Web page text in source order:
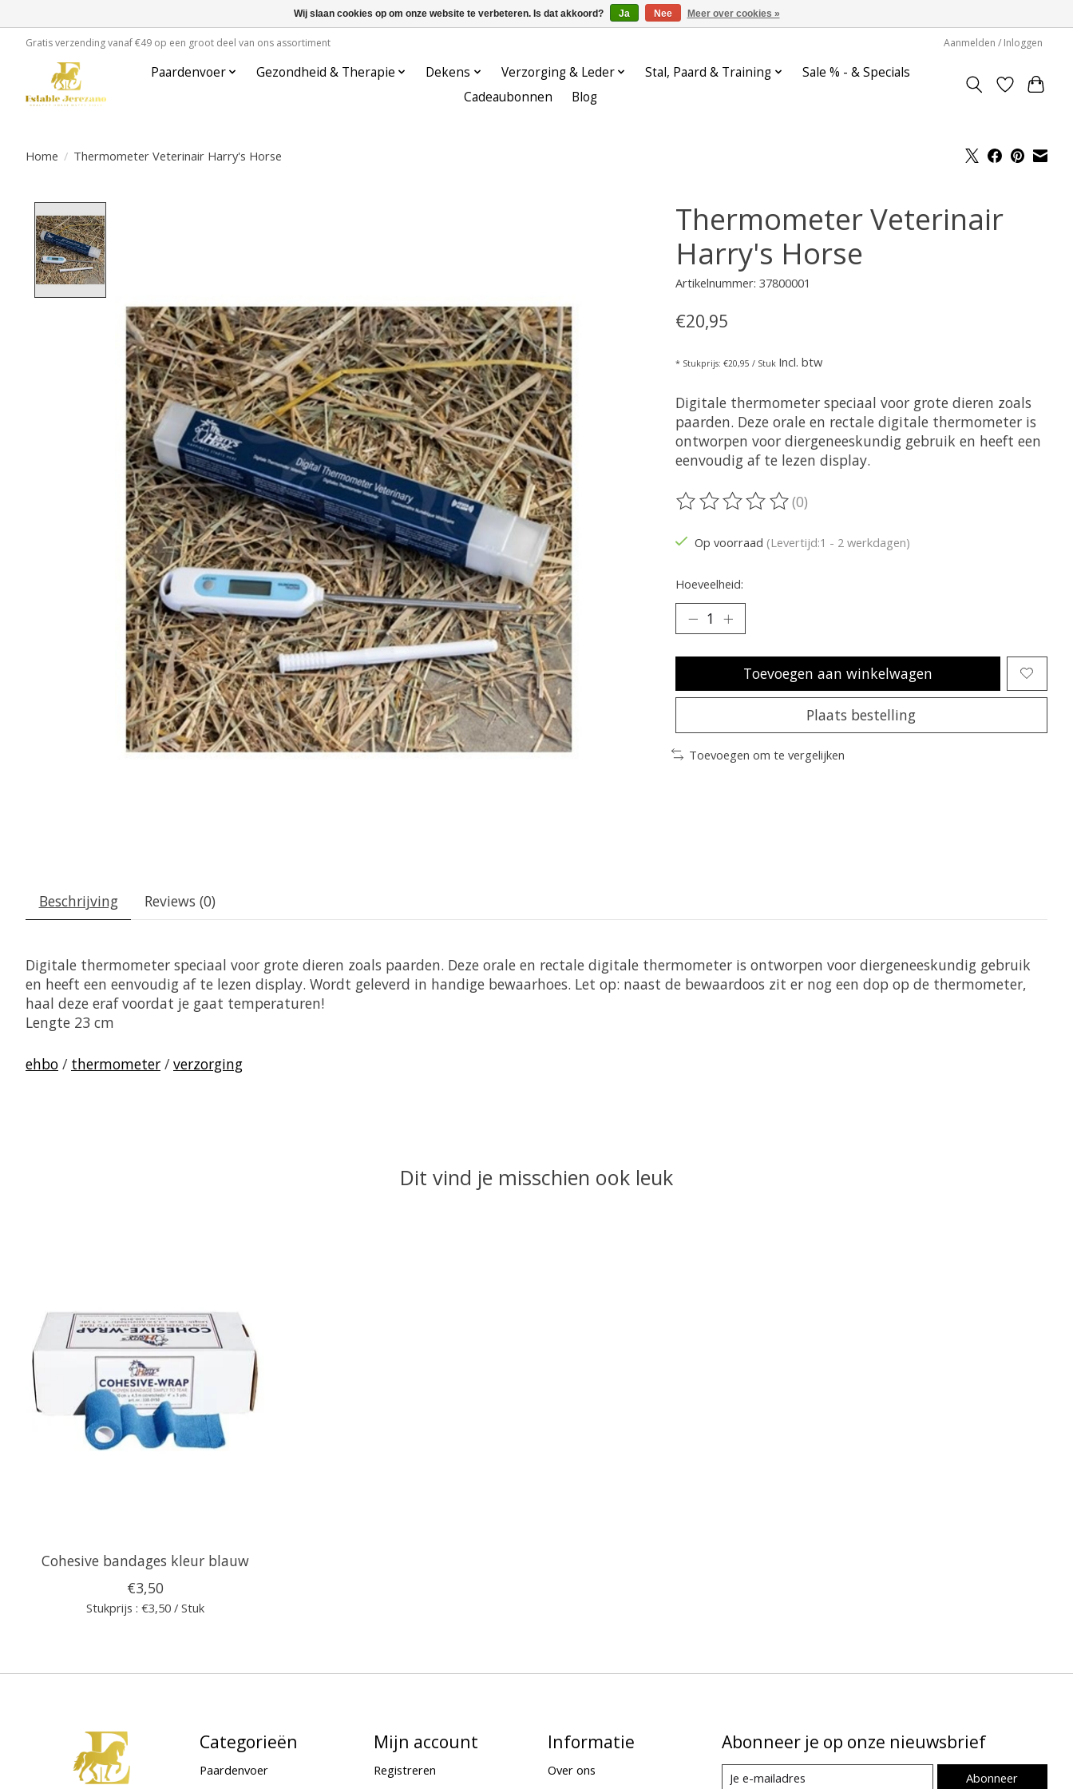
Gratis verzending vanaf €49 op een groot deel van ons assortiment Aanmelden / Inloggen
Paardenvoer Gezondheid & Therapie Dekens Verzorging & Leder Stal, Paard & Training
Sale % - & Specials
Cadeaubonnen
Blog
Home / Thermometer Veterinair Harry's Horse
Thermometer Veterinair
Harry's Horse
Artikelnummer: 37800001
€20,95
* Stukprijs: €20,95 / Stuk Incl. btw
Digitale thermometer speciaal voor grote dieren zoals
paarden. Deze orale en rectale digitale thermometer is
ontworpen voor diergeneeskundig gebruik en heeft een
eenvoudig af te lezen display.
De beoordeling van dit product is
(0)
Op voorraad (Levertijd:1 - 2 werkdagen)
Hoeveelheid:
Toevoegen aan winkelwagen
Plaats bestelling
Toevoegen om te vergelijken
Beschrijving Reviews (0)
Digitale thermometer speciaal voor grote dieren zoals paarden. Deze orale en rectale digitale thermometer is ontworpen voor diergeneeskundig gebruik
en heeft een eenvoudig af te lezen display. Wordt geleverd in handige bewaarhoes. Let op: naast de bewaardoos zit er nog een dop op de thermometer,
haal deze eraf voordat je gaat temperaturen!
Lengte 23 cm
ehbo / thermometer / verzorging
Dit vind je misschien ook leuk
Cohesive bandages kleur blauw
€3,50
Stukprijs : €3,50 / Stuk
Categorieën
Paardenvoer
Mijn account
Registreren
Informatie
Over ons
Abonneer je op onze nieuwsbrief
Abonneer
Wij slaan cookies op om onze website te verbeteren. Is dat akkoord? Ja Nee Meer over cookies »